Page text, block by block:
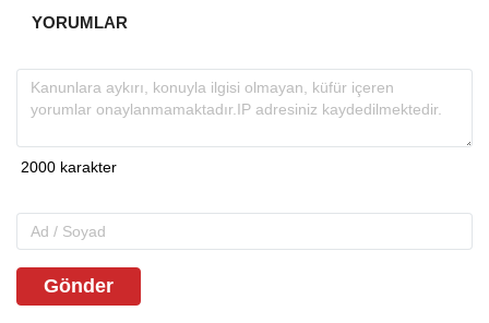
YORUMLAR
Gönder